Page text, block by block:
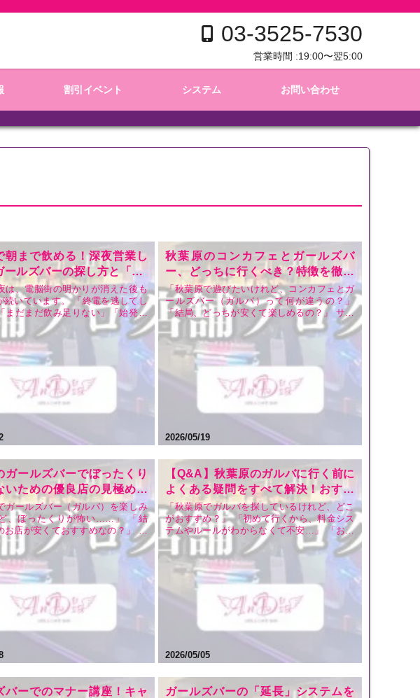
03-3525-7530
営業時間 :19:00〜翌5:00
割引イベント システム お問い合わせ
朝まで飲める！深夜営業し
ールズバーの探し方と「An
力
は、電脳街の明かりが消えた後も
続いています。 「終電を逃してし
まだまだ飲み足りない」「始発ま
ごせる場所が知りたい」 そんな
には多くの選択肢がありますが、
探すとなると「どこが安いの？」
はどこ？」と迷ってしまう方も多
。 本記…
2026/05/19
秋葉原のコンカフェとガールズバ
ー、どっちに行くべき？特徴を徹底
比較
「秋葉原で遊びたいけれど、コンカフェとガ
ールズバー（ガルバ）って何が違うの？」
「結局、どっちが安くて楽しめるの？」 サブ
カルチャーの聖地・秋葉原には、数えきれな
いほどの店舗が立ち並んでいます。特に初め
て遊びに来る方や、久しぶりに夜の街を楽し
もうと思っている方にとって、お店選びは至
難の業ですよね。 …
ガールズバーでぼったくり
いための優良店の見極め方
め・安い・安心のAnDiaが
ガールズバー（ガルバ）を楽しみ
、ぼったくりが怖い……」 「結
お店が安くておすすめなの？」 サ
ーの聖地・秋葉原には数多くのガ
がひしめき合っています。しか
がら中には不透明な料金設定で高
する「ぼったくり店」が紛れてい
です。 せ…
2026/05/05
【Q&A】秋葉原のガルバに行く前に
よくある疑問をすべて解決！おすす
め・安いと評判の「AnDia」が徹底
解説
「秋葉原でガルバを探しているけれど、どこ
がおすすめ？」 「初めて行くから、料金シス
テムやルールがわからなくて不安…」 「お酒
が飲めなくても楽しめる？クレジットカード
は使える？」 秋葉原には数多くのガールズバ
ー（ガルバ）が立ち並んでいますが、いざお
店を選ぼうとすると、どこが良いのか迷って
しまうものです…
バーでのマナー講座！キャ
ガールズバーの「延長」システムを